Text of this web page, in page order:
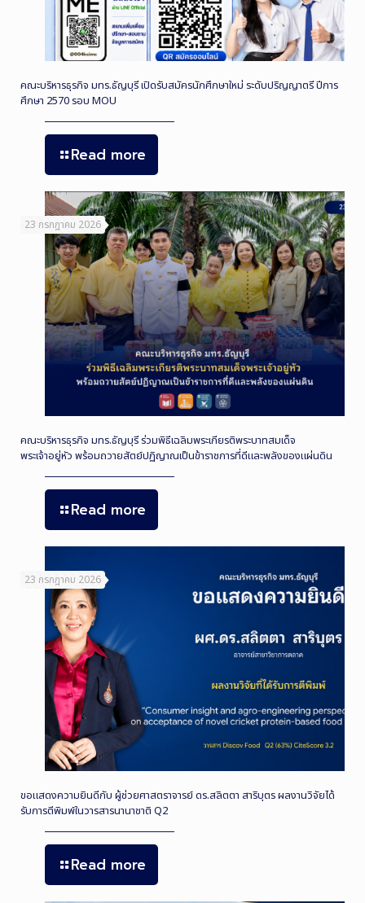
คณะบริหารธุรกิจ มทร.ธัญบุรี เปิดรับสมัครนักศึกษาใหม่ ระดับปริญญาตรี ปีการ
ศึกษา 2570 รอบ MOU
Read more
23 กรกฎาคม 2026
คณะบริหารธุรกิจ มทร.ธัญบุรี ร่วมพิธีเฉลิมพระเกียรติพระบาทสมเด็จ
พระเจ้าอยู่หัว พร้อมถวายสัตย์ปฏิญาณเป็นข้าราชการที่ดีและพลังของแผ่นดิน
Read more
23 กรกฎาคม 2026
ขอแสดงความยินดีกับ ผู้ช่วยศาสตราจารย์ ดร.สลิตตา สาริบุตร ผลงานวิจัยได้
รับการตีพิมพ์ในวารสารนานาชาติ Q2
Read more